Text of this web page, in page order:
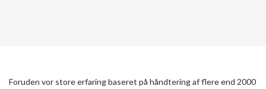
Foruden vor store erfaring baseret på håndtering af flere end 2000